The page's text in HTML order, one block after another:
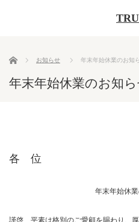
ホーム お知らせ 年末年始休業のお知
年末年始休業のお知
各 位
年末年始休
謹啓 平素は格別のご愛顧を賜わり、厚